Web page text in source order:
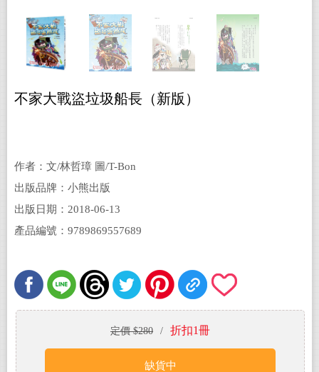
不家大戰盜垃圾船長（新版）
作者：文/林哲璋 圖/T-Bon
出版品牌：小熊出版
出版日期：2018-06-13
產品編號：9789869557689
定價 $280 / 折扣1冊
缺貨中